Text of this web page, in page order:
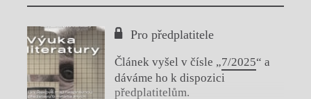
Pro předplatitele
Článek vyšel v čísle „7/2025“ a
dáváme ho k dispozici
předplatitelům.